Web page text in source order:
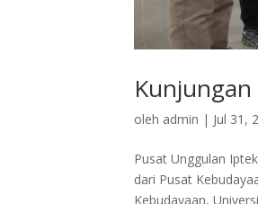
oleh admin | Jul 31,
Pusat Unggulan
dari Pusat
Kebudayaan,